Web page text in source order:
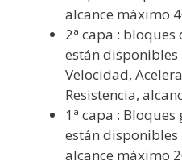
alcance máximo
2ª capa :
están disponibles
Velocidad,
Resistencia,
1ª capa :
están disponibles
alcance máximo